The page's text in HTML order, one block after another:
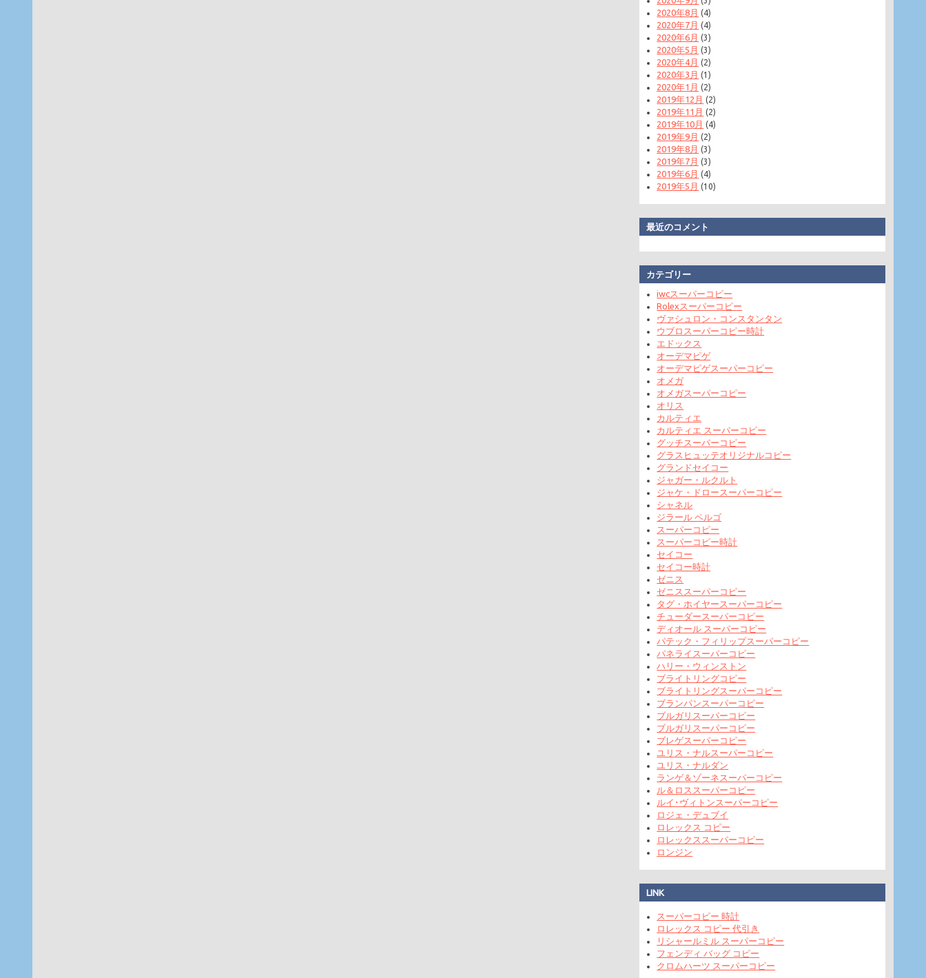
2020年8月 (4)
2020年7月 (4)
2020年6月 (3)
2020年5月 (3)
2020年4月 (2)
2020年3月 (1)
2020年1月 (2)
2019年12月 (2)
2019年11月 (2)
2019年10月 (4)
2019年9月 (2)
2019年8月 (3)
2019年7月 (3)
2019年6月 (4)
2019年5月 (10)
最近のコメント
カテゴリー
iwcスーパーコピー
Rolexスーパーコピー
ヴァシュロン・コンスタンタン
ウブロスーパーコピー時計
エドックス
オーデマピゲ
オーデマピゲスーパーコピー
オメガ
オメガスーパーコピー
オリス
カルティエ
カルティエ スーパーコピー
グッチスーパーコピー
グラスヒュッテオリジナルコピー
グランドセイコー
ジャガー・ルクルト
ジャケ・ドロースーパーコピー
シャネル
ジラール ペルゴ
スーパーコピー
スーパーコピー時計
セイコー
セイコー時計
ゼニス
ゼニススーパーコピー
タグ・ホイヤースーパーコピー
チューダースーパーコピー
ディオール スーパーコピー
パテック・フィリップスーパーコピー
パネライスーパーコピー
ハリー・ウィンストン
ブライトリングコピー
ブライトリングスーパーコピー
ブランパンスーパーコピー
ブルガリスーパーコピー
ブルガリスーパーコピー
ブレゲスーパーコピー
ユリス・ナルスーパーコピー
ユリス・ナルダン
ランゲ＆ゾーネスーパーコピー
ル＆ロススーパーコピー
ルイ･ヴィトンスーパーコピー
ロジェ・デュブイ
ロレックス コピー
ロレックススーパーコピー
ロンジン
LINK
スーパーコピー 時計
ロレックス コピー 代引き
リシャールミル スーパーコピー
フェンディ バッグ コピー
クロムハーツ スーパーコピー